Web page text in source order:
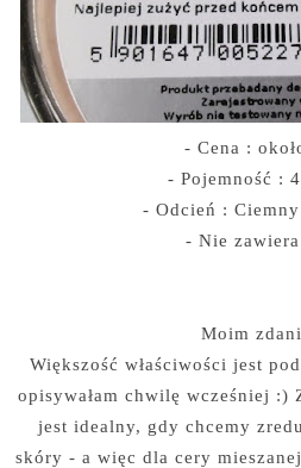
- Cena :
- Pojemność :
- Odcień :
- Nie
Moim
Większość właściwości jest
opisywałam chwilę wcześniej :)
jest idealny, gdy chcemy
skóry - a więc dla cery